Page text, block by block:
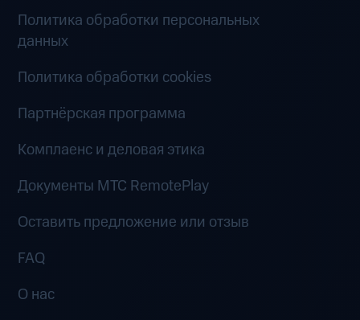
Политика обработки персональных
данных
Политика обработки cookies
Партнёрская программа
Комплаенс и деловая этика
Документы MTC RemotePlay
Оставить предложение или отзыв
FAQ
О нас